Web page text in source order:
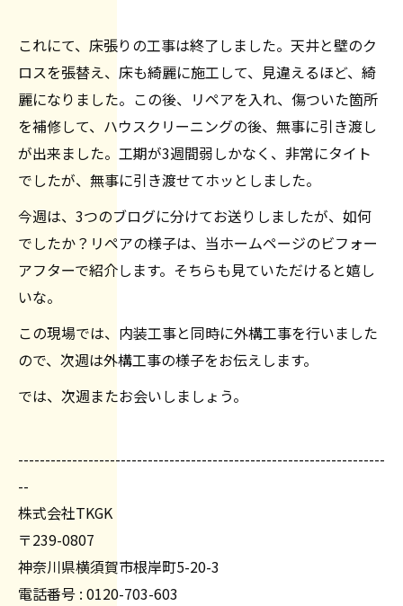
これにて、床張りの工事は終了しました。天井と壁のク
ロスを張替え、床も綺麗に施工して、見違えるほど、綺
麗になりました。この後、リペアを入れ、傷ついた箇所
を補修して、ハウスクリーニングの後、無事に引き渡し
が出来ました。工期が3週間弱しかなく、非常にタイト
でしたが、無事に引き渡せてホッとしました。
今週は、3つのブログに分けてお送りしましたが、如何
でしたか？リペアの様子は、当ホームページのビフォー
アフターで紹介します。そちらも見ていただけると嬉し
いな。
この現場では、内装工事と同時に外構工事を行いました
ので、次週は外構工事の様子をお伝えします。
では、次週またお会いしましょう。
--------------------------------------------------------------------
--
株式会社TKGK
〒239-0807
神奈川県横須賀市根岸町5-20-3
電話番号 : 0120-703-603